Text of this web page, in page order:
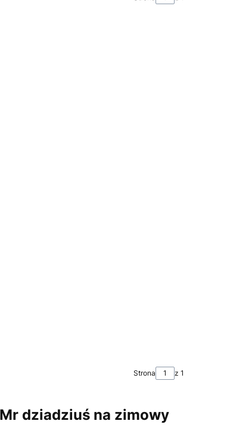
Strona z 1
dziadziuś na zimowy